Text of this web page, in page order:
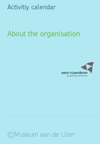
Activitiy calendar
About the organisation
©Museum aan de IJzer